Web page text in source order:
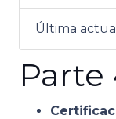
Última
Parte